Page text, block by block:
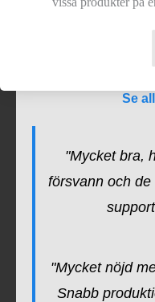
Se
"Mycket bra,
försvann och
"Mycket nöjd
Snabb